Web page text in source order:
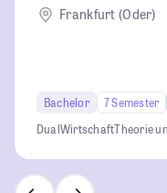
Frankfurt (Oder)
Bachelor 7 Semester
DualWirtschaftTheorie